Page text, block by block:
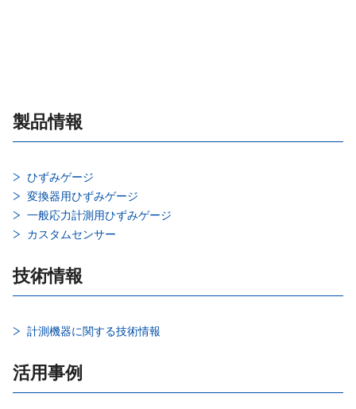
製品情報
ひずみゲージ
変換器用ひずみゲージ
一般応力計測用ひずみゲージ
カスタムセンサー
技術情報
計測機器に関する技術情報
活用事例